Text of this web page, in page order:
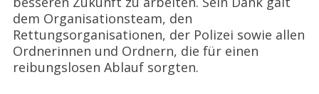
dem Organisationsteam, den
Rettungsorganisationen, der Polizei sowie allen
Ordnerinnen und Ordnern, die für einen
reibungslosen Ablauf sorgten.